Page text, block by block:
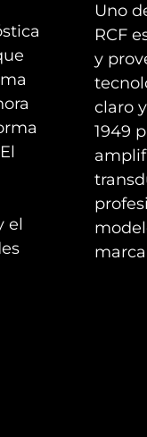
el
Uno
RCF
y
claro
1949